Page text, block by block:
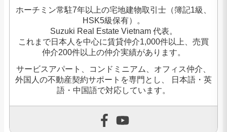
ホーチミン常駐7年以上の宅地建物取引士（簿記1級、
HSK5級保有）。
Suzuki Real Estate Vietnam 代表。
これまで日本人を中心に賃貸仲介1,000件以上、売買
仲介200件以上の仲介実績があります。
サービスアパート、コンドミニアム、オフィス仲介、
外国人の不動産契約サポートを専門とし、 日本語・英
語・中国語で対応しています。